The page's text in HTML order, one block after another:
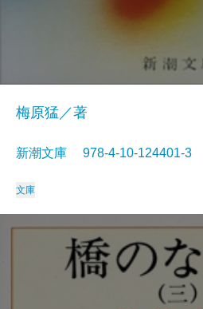
梅原猛／著
新潮文庫 978-4-10-124401-
文庫